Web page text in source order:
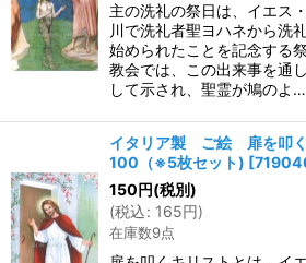
主の洗礼の祭日は、イエス
川で洗礼者聖ヨハネから洗
始められたことを記念する
教会では、この出来事を通
して示され、聖霊が鳩のよ…
イタリア製 ご絵 扉を叩
100（※5枚セット) [
150円(税別)
(税込: 165円)
在庫数9点